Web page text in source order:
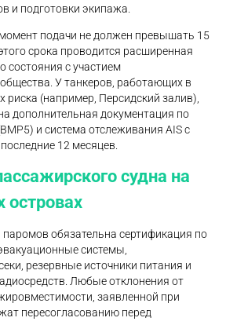
и подготовки экипажа.
подачи не должен превышать 15
срока проводится расширенная
состояния с участием
У танкеров, работающих в
(например, Персидский залив),
дополнительная документация по
и система отслеживания AIS с
12 месяцев.
судна на
обязательна сертификация по
системы,
резервные источники питания и
Любые отклонения от
заявленной при
пересогласованию перед